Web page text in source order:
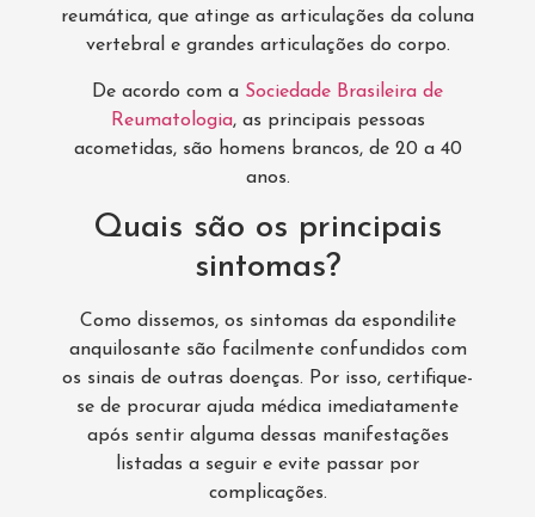
reumática, que atinge as articulações da coluna
vertebral e grandes articulações do corpo.
De acordo com a Sociedade Brasileira de
Reumatologia, as principais pessoas
acometidas, são homens brancos, de 20 a 40
anos.
Quais são os principais
sintomas?
Como dissemos, os sintomas da espondilite
anquilosante são facilmente confundidos com
os sinais de outras doenças. Por isso, certifique-
se de procurar ajuda médica imediatamente
após sentir alguma dessas manifestações
listadas a seguir e evite passar por
complicações.